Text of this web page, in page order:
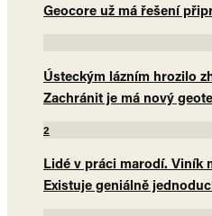
Geocore už má řešení
Ústeckým lázním hrozilo
Zachránit je má nový
2
Lidé v práci marodí. Viník
Existuje geniálně